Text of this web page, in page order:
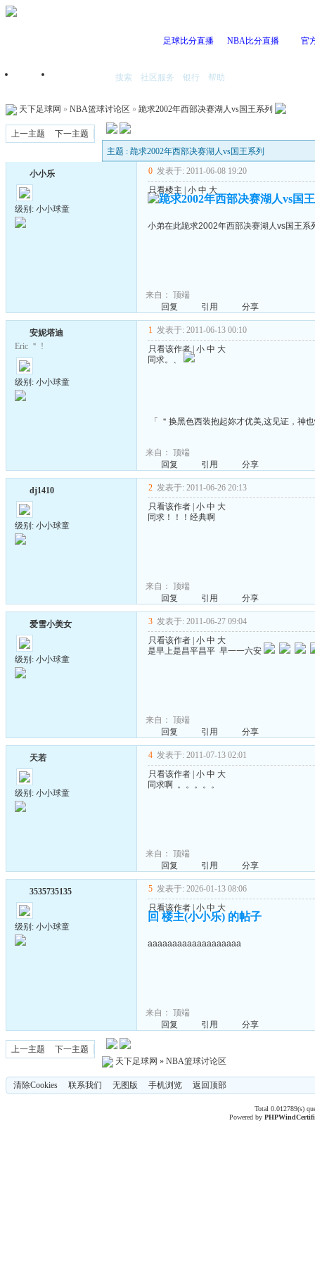
足球比分直播 NBA比分直播 官
首页 搜索 社区服务 银行 帮助
天下足球网 » NBA篮球讨论区 » 跪求2002年西部决赛湖人vs国王系列
上一主题
下一主题
主题 : 跪求2002年西部决赛湖人vs国王系列
小小乐
级别: 小小球童
0 发表于: 2011-06-08 19:20
只看楼主
小 中 大
跪求2002年西部决赛湖人vs国
小弟在此跪求2002年西部决赛湖人vs国王系
来自： 顶端
回复
引用 分享
安妮塔迪
Eric ＂ !
级别: 小小球童
1 发表于: 2011-06-13 00:10
只看该作者| 小 中 大
同求。、
「 ＂换黑色西装抱起妳才优美,这见证，神
来自： 顶端
回复
引用 分享
dj1410
级别: 小小球童
2 发表于: 2011-06-26 20:13
只看该作者 小 中 大
同求！！！经典啊
来自： 顶端
回复
引用 分享
爱雪小美女
级别: 小小球童
3 发表于: 2011-06-27 09:04
只看该作者 小 中 大
是早上是昌平昌平 早一一六安
来自： 顶端
回复
引用 分享
天若
级别: 小小球童
4 发表于: 2011-07-13 02:01
只看该作者 小 中 大
同求啊 。。。。。
来自： 顶端
回复
引用 分享
3535735135
级别: 小小球童
5 发表于: 2026-01-13 08:06
只看该作者 小 中 大
回 楼主(小小乐) 的帖子
aaaaaaaaaaaaaaaaaaa
来自： 顶端
回复
引用 分享
上一主题
下一主题
天下足球网 » NBA篮球讨论区
清除Cookies 联系我们 无图版 手机浏览 返回顶部
Total 0.012789(s)
Powered byPHPWind